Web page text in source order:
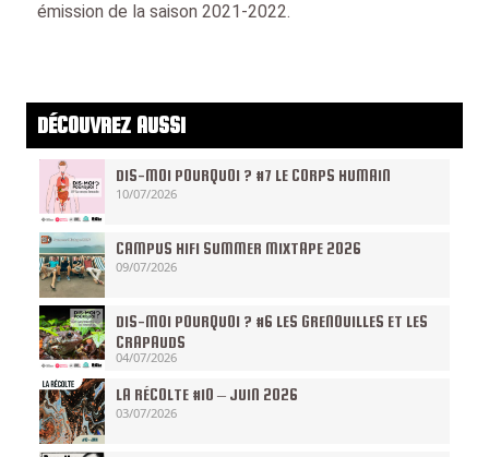
émission de la saison 2021-2022.
DÉCOUVREZ AUSSI
DIS-MOI POURQUOI ? #7 LE CORPS HUMAIN
10/07/2026
CAMPUS HIFI SUMMER MIXTAPE 2026
09/07/2026
DIS-MOI POURQUOI ? #6 LES GRENOUILLES ET LES
CRAPAUDS
04/07/2026
LA RÉCOLTE #10 – JUIN 2026
03/07/2026